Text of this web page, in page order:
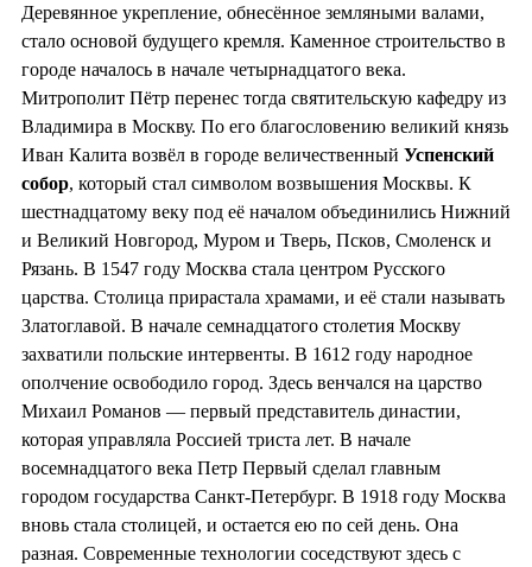
Деревянное укрепление, обнесённое земляными валами,
стало основой будущего кремля. Каменное строительство в
городе началось в начале четырнадцатого века.
Митрополит Пётр перенес тогда святительскую кафедру из
Владимира в Москву. По его благословению великий князь
Иван Калита возвёл в городе величественный Успенский
собор, который стал символом возвышения Москвы. К
шестнадцатому веку под её началом объединились Нижний
и Великий Новгород, Муром и Тверь, Псков, Смоленск и
Рязань. В 1547 году Москва стала центром Русского
царства. Столица прирастала храмами, и её стали называть
Златоглавой. В начале семнадцатого столетия Москву
захватили польские интервенты. В 1612 году народное
ополчение освободило город. Здесь венчался на царство
Михаил Романов — первый представитель династии,
которая управляла Россией триста лет. В начале
восемнадцатого века Петр Первый сделал главным
городом государства Санкт-Петербург. В 1918 году Москва
вновь стала столицей, и остается ею по сей день. Она
разная. Современные технологии соседствуют здесь с